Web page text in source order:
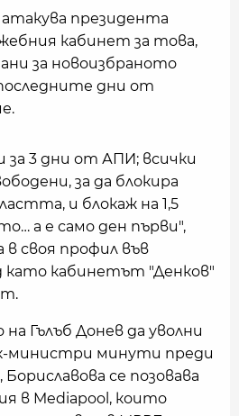
президента
кабинет за това,
за новоизбраното
дни от
за 3 дни от АПИ; всички
за да блокира
и блокаж на 1,5
а е само ден първи",
своя профил във
като кабинетът "Денков"
Гълъб Донев да уволни
министри минути преди
се позовава
в Mediapool, които